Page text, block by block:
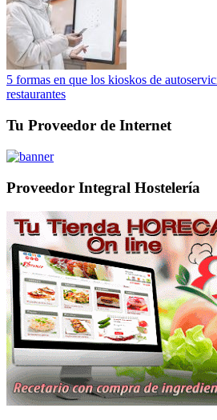
5 formas en que los kioskos de
restaurantes
Tu Proveedor de Internet
Proveedor Integral Hostelería